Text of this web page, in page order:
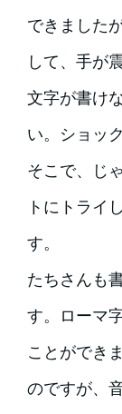
できました
して、手が
文字が書け
い。ショッ
そこで、じ
トにトライ
す。
たちさんも
す。ローマ
ことができ
のですが、